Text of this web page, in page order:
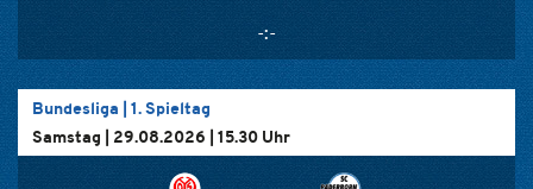
-:-
Bundesliga | 1. Spieltag
Samstag | 29.08.2026 | 15.30 Uhr